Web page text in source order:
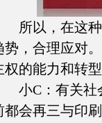
以，在这种
势，合理应对
权的能力和转
C：有关社会
都会再三与印